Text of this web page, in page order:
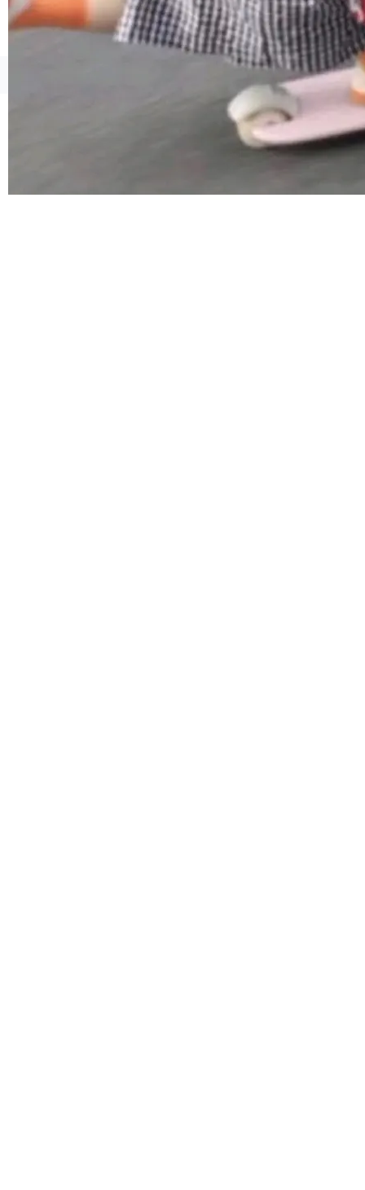
变体：Switchable...
京ICP备2025119063号